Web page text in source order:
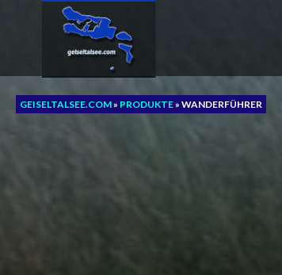
GEISELTALSEE.COM» PRODUKTE» WANDERFÜHRER